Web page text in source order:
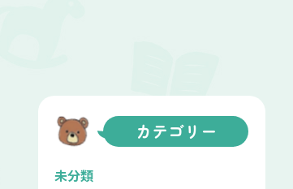
カテゴリー
未分類